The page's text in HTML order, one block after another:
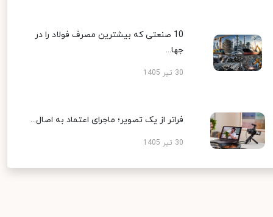
10 صنعتی که بیشترین مصرف فولاد را در
جها...
30 تیر 1405
فراتر از یک تصویر؛ ماجرای اعتماد به اصال...
30 تیر 1405